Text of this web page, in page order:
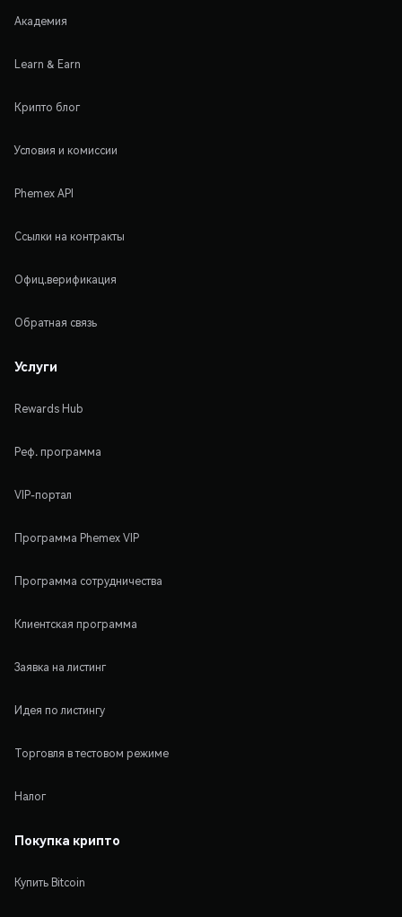
Академия
Learn & Earn
Крипто блог
Условия и комиссии
Phemex API
Ссылки на контракты
Офиц.верификация
Обратная связь
Услуги
Rewards Hub
Реф. программа
VIP-портал
Программа Phemex VIP
Программа сотрудничества
Клиентская программа
Заявка на листинг
Идея по листингу
Торговля в тестовом режиме
Налог
Покупка крипто
Купить Bitcoin